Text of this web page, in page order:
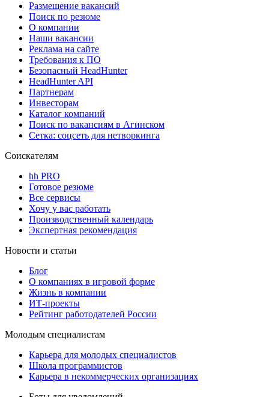
Размещение вакансий
Поиск по резюме
О компании
Наши вакансии
Реклама на сайте
Требования к ПО
Безопасный HeadHunter
HeadHunter API
Партнерам
Инвесторам
Каталог компаний
Поиск по вакансиям в Агинском
Сетка: соцсеть для нетворкинга
Соискателям
hh PRO
Готовое резюме
Все сервисы
Хочу у вас работать
Производственный календарь
Экспертная рекомендация
Новости и статьи
Блог
О компаниях в игровой форме
Жизнь в компании
ИТ-проекты
Рейтинг работодателей России
Молодым специалистам
Карьера для молодых специалистов
Школа программистов
Карьера в некоммерческих организациях